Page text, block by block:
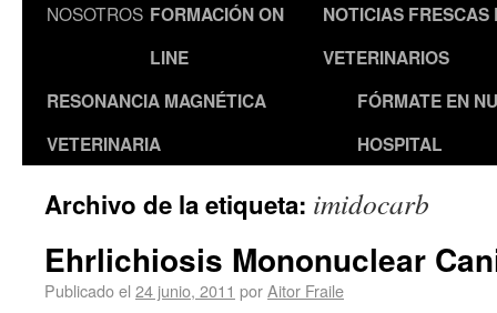
NOSOTROS FORMACIÓN ON
LINE
NOTICIAS FRESCAS
VETERINARIOS
RESONANCIA MAGNÉTICA
VETERINARIA
FÓRMATE EN
HOSPITAL
Archivo de la etiqueta: imidocarb
Ehrlichiosis Mononuclear
Publicado el 24 junio, 2011 porAitor Fraile